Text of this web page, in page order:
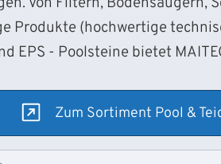
Produkte (hochwertige
EPS - Poolsteine bietet
Zum Sortiment Pool &